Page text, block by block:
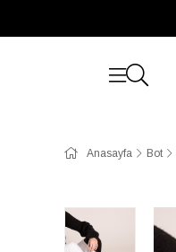
Anasayfa Bot